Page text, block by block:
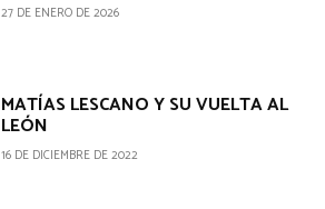
27 DE ENERO DE 2026
MATÍAS LESCANO Y SU VUELTA AL
LEÓN
16 DE DICIEMBRE DE 2022